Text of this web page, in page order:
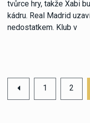
tvůrce hry, takže Xabi
kádru. Real Madrid
nedostatkem. Klub v
1 2